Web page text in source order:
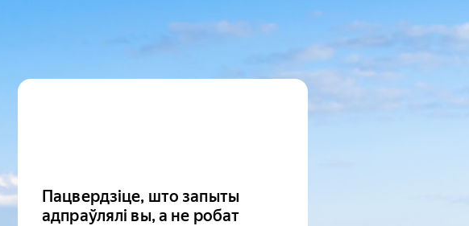
Пацвердзіце, што запыты
адпраўлялі вы, а не робат